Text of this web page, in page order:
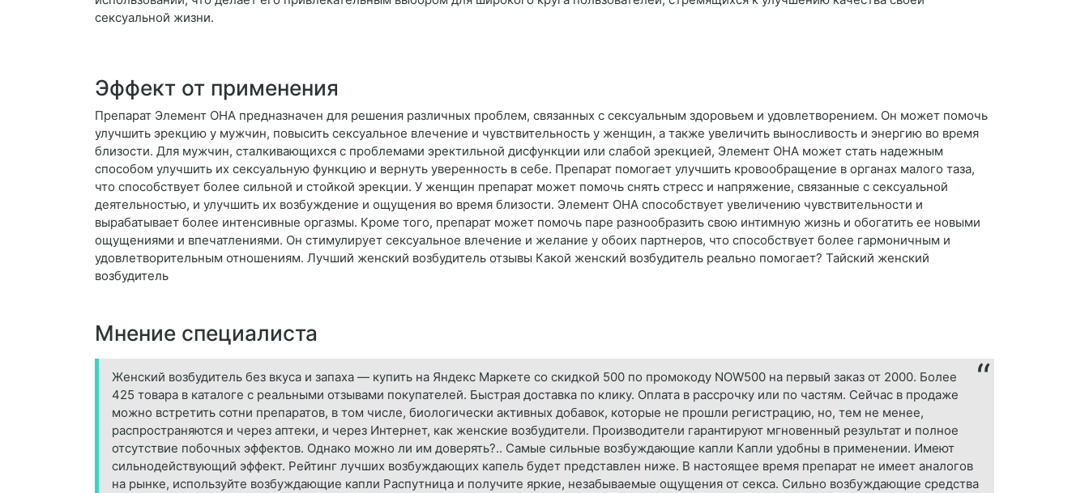
сексуальной жизни.
Эффект от применения
Препарат Элемент ОНА предназначен для решения различных проблем, связанных с сексуальным здоровьем и удовлетворением. Он может помочь
улучшить эрекцию у мужчин, повысить сексуальное влечение и чувствительность у женщин, а также увеличить выносливость и энергию во время
близости. Для мужчин, сталкивающихся с проблемами эректильной дисфункции или слабой эрекцией, Элемент ОНА может стать надежным
способом улучшить их сексуальную функцию и вернуть уверенность в себе. Препарат помогает улучшить кровообращение в органах малого таза,
что способствует более сильной и стойкой эрекции. У женщин препарат может помочь снять стресс и напряжение, связанные с сексуальной
деятельностью, и улучшить их возбуждение и ощущения во время близости. Элемент ОНА способствует увеличению чувствительности и
вырабатывает более интенсивные оргазмы. Кроме того, препарат может помочь паре разнообразить свою интимную жизнь и обогатить ее новыми
ощущениями и впечатлениями. Он стимулирует сексуальное влечение и желание у обоих партнеров, что способствует более гармоничным и
удовлетворительным отношениям. Лучший женский возбудитель отзывы Какой женский возбудитель реально помогает? Тайский женский
возбудитель
Мнение специалиста
Женский возбудитель без вкуса и запаха — купить на Яндекс Маркете со скидкой 500 по промокоду NOW500 на первый заказ от 2000. Более
425 товара в каталоге с реальными отзывами покупателей. Быстрая доставка по клику. Оплата в рассрочку или по частям. Сейчас в продаже
можно встретить сотни препаратов, в том числе, биологически активных добавок, которые не прошли регистрацию, но, тем не менее,
распространяются и через аптеки, и через Интернет, как женские возбудители. Производители гарантируют мгновенный результат и полное
отсутствие побочных эффектов. Однако можно ли им доверять?.. Самые сильные возбуждающие капли Капли удобны в применении. Имеют
сильнодействующий эффект. Рейтинг лучших возбуждающих капель будет представлен ниже. В настоящее время препарат не имеет аналогов
на рынке, используйте возбуждающие капли Распутница и получите яркие, незабываемые ощущения от секса. Сильно возбуждающие средства